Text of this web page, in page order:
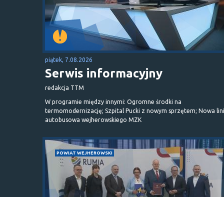
piątek, 7.08.2026
Serwis informacyjny
redakcja TTM
W programie między innymi: Ogromne środki na
termomodernizację; Szpital Pucki z nowym sprzętem; Nowa
autobusowa wejherowskiego MZK
POWIAT WEJHEROWSKI